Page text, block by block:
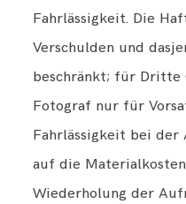
Fahrlässigkeit. Die
Verschulden und
beschränkt; für Dritte
Fotograf nur für
Fahrlässigkeit bei der
auf die
Wiederholung der